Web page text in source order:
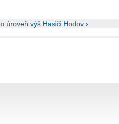
o úroveň výš Hasiči Hodov ›